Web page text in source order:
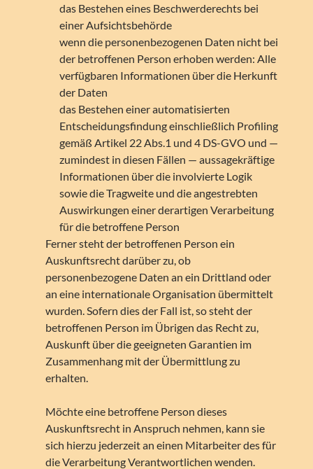
das Bestehen eines Beschwerderechts bei
einer Aufsichtsbehörde
wenn die personenbezogenen Daten nicht bei
der betroffenen Person erhoben werden: Alle
verfügbaren Informationen über die Herkunft
der Daten
das Bestehen einer automatisierten
Entscheidungsfindung einschließlich Profiling
gemäß Artikel 22 Abs.1 und 4 DS-GVO und —
zumindest in diesen Fällen — aussagekräftige
Informationen über die involvierte Logik
sowie die Tragweite und die angestrebten
Auswirkungen einer derartigen Verarbeitung
für die betroffene Person
Ferner steht der betroffenen Person ein
Auskunftsrecht darüber zu, ob
personenbezogene Daten an ein Drittland oder
an eine internationale Organisation übermittelt
wurden. Sofern dies der Fall ist, so steht der
betroffenen Person im Übrigen das Recht zu,
Auskunft über die geeigneten Garantien im
Zusammenhang mit der Übermittlung zu
erhalten.
Möchte eine betroffene Person dieses
Auskunftsrecht in Anspruch nehmen, kann sie
sich hierzu jederzeit an einen Mitarbeiter des für
die Verarbeitung Verantwortlichen wenden.